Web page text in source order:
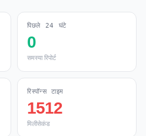
पिछले 24 घंटे
0
समस्या रिपोर्ट
रिस्पॉन्स टाइम
1512
मिलीसेकंड